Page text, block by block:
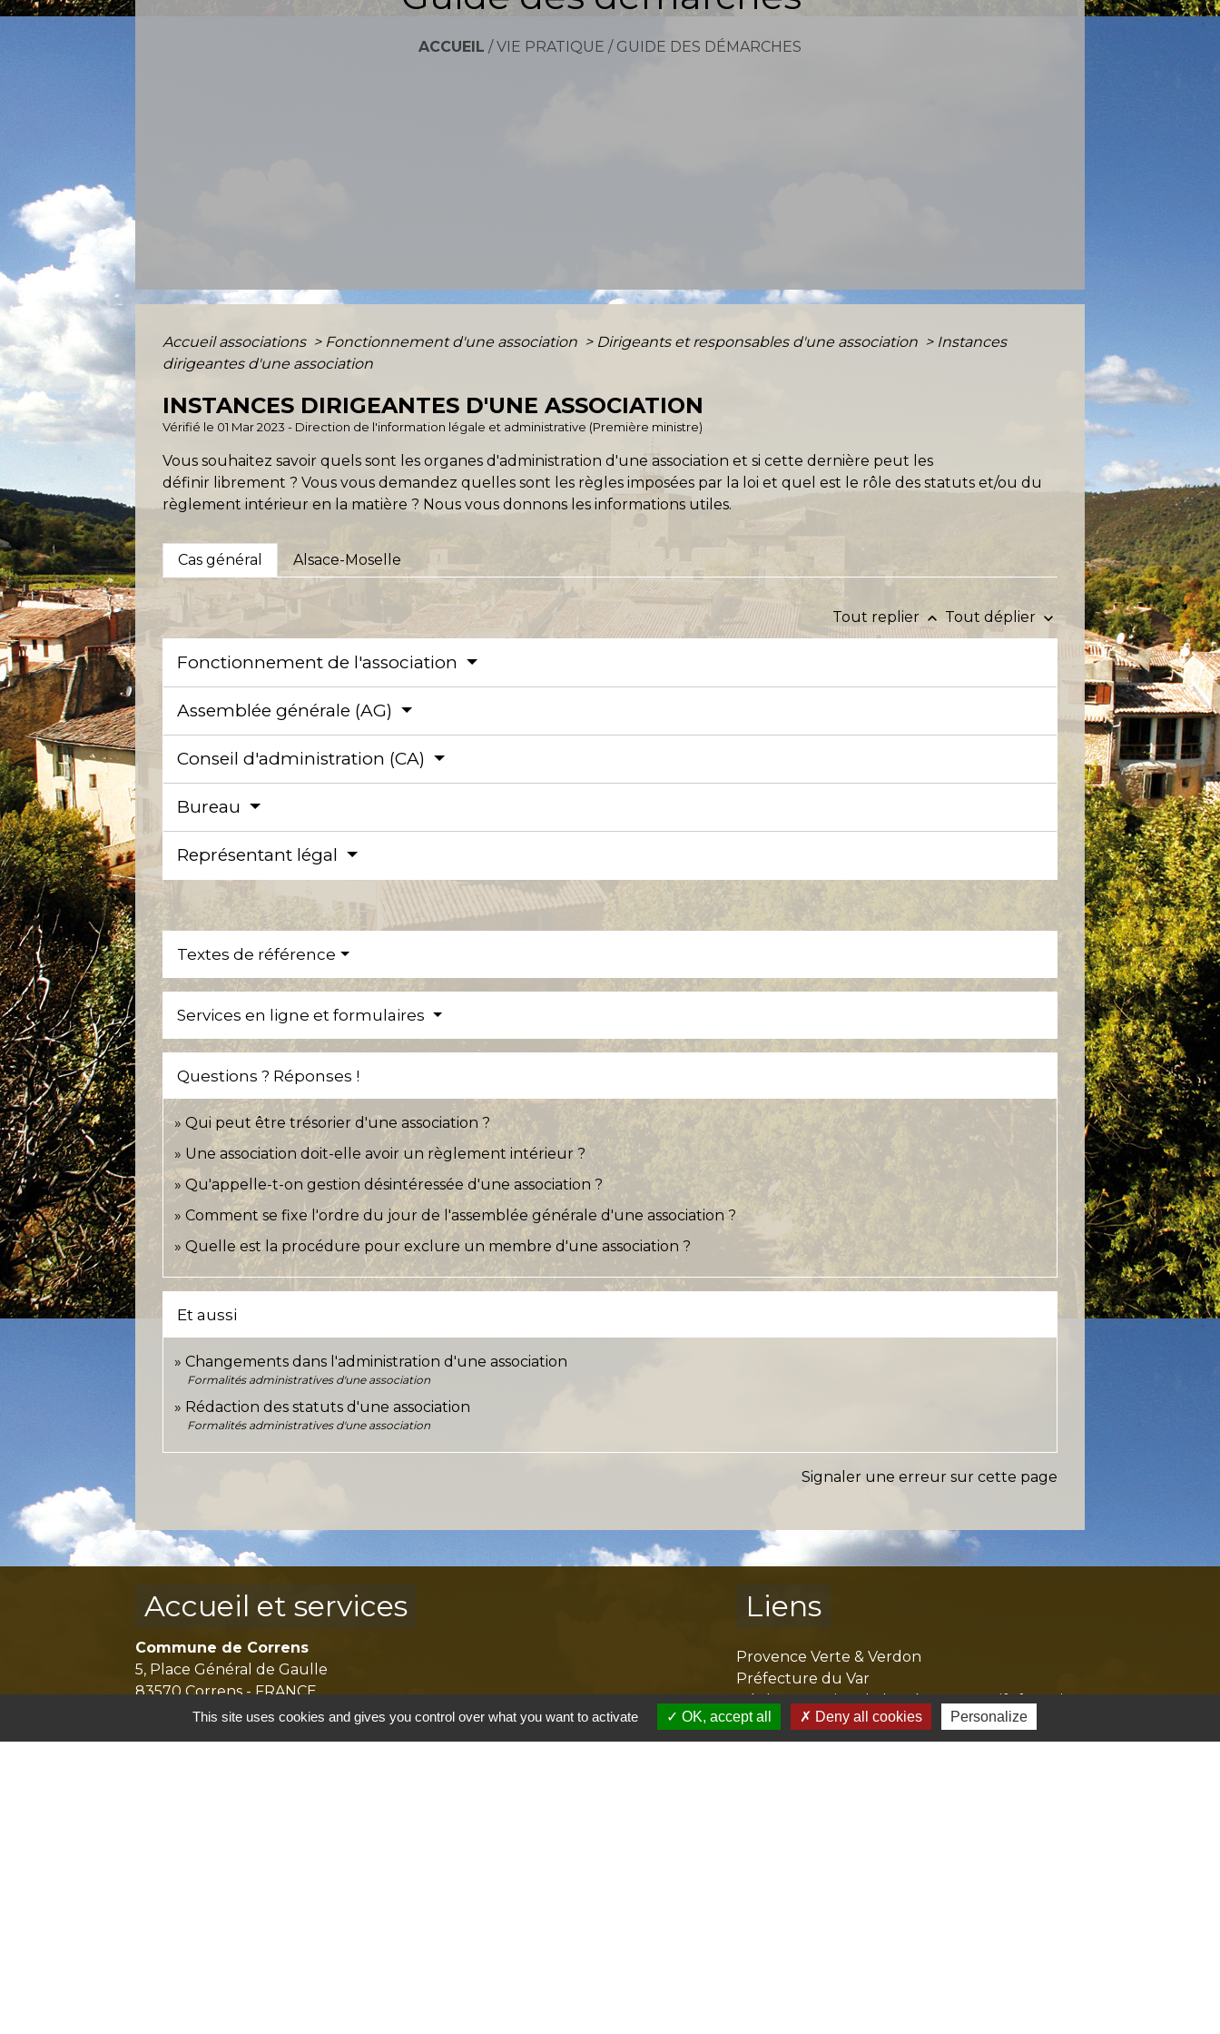
ACCUEIL /VIE PRATIQUE / GUIDE DES DÉMARCHES
Accueil associations > Fonctionnement d'une association > Dirigeants et responsables d'une association > Instances
dirigeantes d'une association
INSTANCES DIRIGEANTES D'UNE ASSOCIATION
Vérifié le 01 Mar 2023 - Direction de l'information légale et administrative (Première ministre)
Vous souhaitez savoir quels sont les organes d'administration d'une association et si cette dernière peut les
définir librement ? Vous vous demandez quelles sont les règles imposées par la loi et quel est le rôle des statuts et/ou du
règlement intérieur en la matière ? Nous vous donnons les informations utiles.
Cas général Alsace-Moselle
Tout replier keyboard_arrow_up Tout déplier keyboard_arrow_down
Fonctionnement de l'association
Assemblée générale (AG)
Conseil d'administration (CA)
Bureau
Représentant légal
Textes de référence
Services en ligne et formulaires
Questions ? Réponses !
Qui peut être trésorier d'une association ?
Une association doit-elle avoir un règlement intérieur ?
Qu'appelle-t-on gestion désintéressée d'une association ?
Comment se fixe l'ordre du jour de l'assemblée générale d'une association ?
Quelle est la procédure pour exclure un membre d'une association ?
Et aussi
Changements dans l'administration d'une association
Formalités administratives d'une association
Rédaction des statuts d'une association
Formalités administratives d'une association
Signaler une erreur sur cette page
Accueil et services
Commune de Correns
5, Place Général de Gaulle
83570 Correns - FRANCE
+33 4 94 37 21 95
Contact par formulaire
Liens
Provence Verte & Verdon
Préfecture du Var
Réglementation de l'accès aux massifs forestiers
Mission Local Ouest Var
Agglomération Provence Verte
This site uses cookies and gives you control over what you want to activate OK, accept all Deny all cookies Personalize